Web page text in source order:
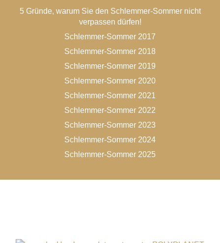
5 Gründe, warum Sie den Schlemmer-Sommer nicht
verpassen dürfen!
Schlemmer-Sommer 2017
Schlemmer-Sommer 2018
Schlemmer-Sommer 2019
Schlemmer-Sommer 2020
Schlemmer-Sommer 2021
Schlemmer-Sommer 2022
Schlemmer-Sommer 2023
Schlemmer-Sommer 2024
Schlemmer-Sommer 2025